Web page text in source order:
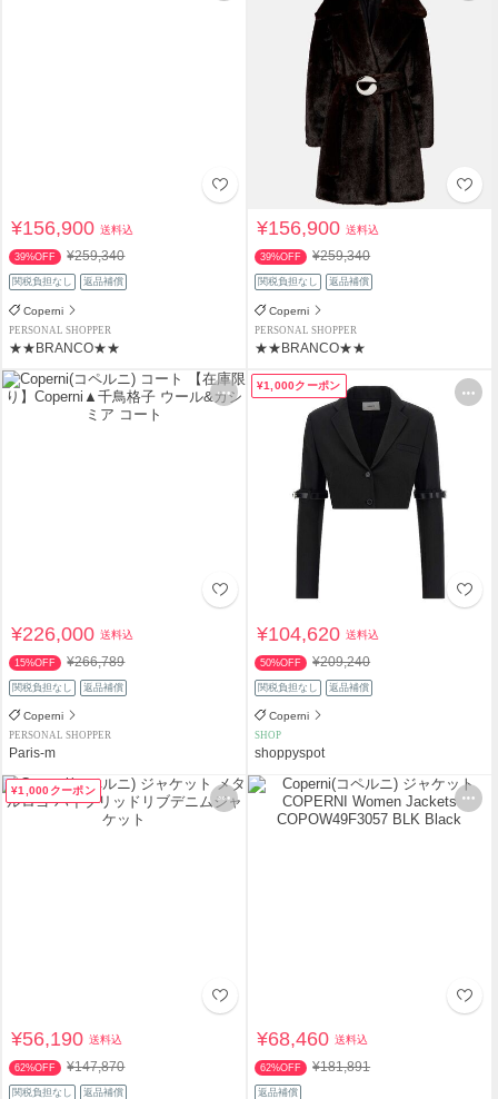
¥156,900送料込
39%OFF ¥259,340
関税負担なし 返品補償
Coperni
PERSONAL SHOPPER
★★BRANCO★★
¥156,900送料込
39%OFF ¥259,340
関税負担なし 返品補償
Coperni
PERSONAL SHOPPER
★★BRANCO★★
¥226,000送料込
15%OFF ¥266,789
関税負担なし 返品補償
Coperni
PERSONAL SHOPPER
Paris-m
¥1,000クーポン
¥104,620送料込
50%OFF ¥209,240
関税負担なし 返品補償
Coperni
SHOP
shoppyspot
¥1,000クーポン
¥56,190送料込
62%OFF ¥147,870
関税負担なし 返品補償
¥68,460送料込
62%OFF ¥181,891
返品補償